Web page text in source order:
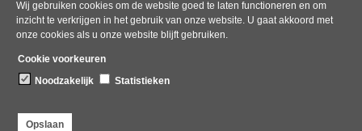
Wij gebruiken cookies om de website goed te laten functioneren en om
inzicht te verkrijgen in het gebruik van onze website. U gaat akkoord met
onze cookies als u onze website blijft gebruiken.
Cookie voorkeuren
Noodzakelijk
Statistieken
Opslaan
Bezoekadres
Dampten 2, 1624 NR Hoorn
Postbus 2095, 1620 EB Hoorn